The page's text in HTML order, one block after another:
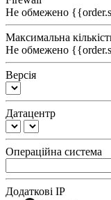
Не обмежено
Максимальна
Не обмежено
Версія
Датацентр
Операційна система
Додаткові IP